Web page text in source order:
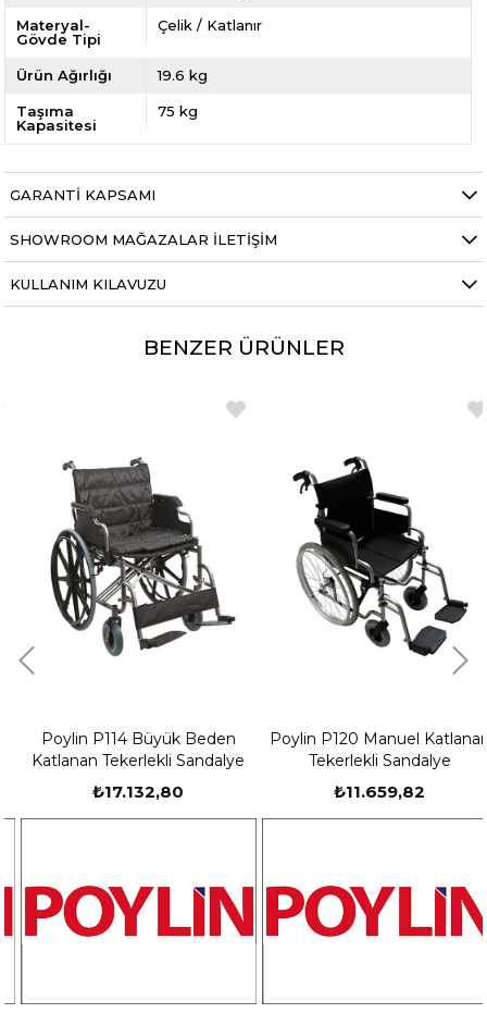
Materyal-
Gövde Tipi
Çelik / Katlanır
Ürün Ağırlığı 19.6 kg
Taşıma
Kapasitesi
75 kg
GARANTI KAPSAMI
SHOWROOM MAĞAZALAR İLETIŞIM
KULLANIM KILAVUZU
BENZER ÜRÜNLER
Poylin P114 Büyük Beden
Katlanan Tekerlekli Sandalye
₺17.132,80
Poylin P120 Manuel Katlanan
Tekerlekli Sandalye
₺11.659,82